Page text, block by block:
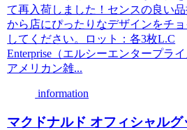
て再入荷しました！センスの良い品
から店にぴったりなデザインをチョ
してください。ロット：各3枚L.C
Enterprise（エルシーエンタープライ
アメリカン雑...
information
マクドナルド オフィシャルグ